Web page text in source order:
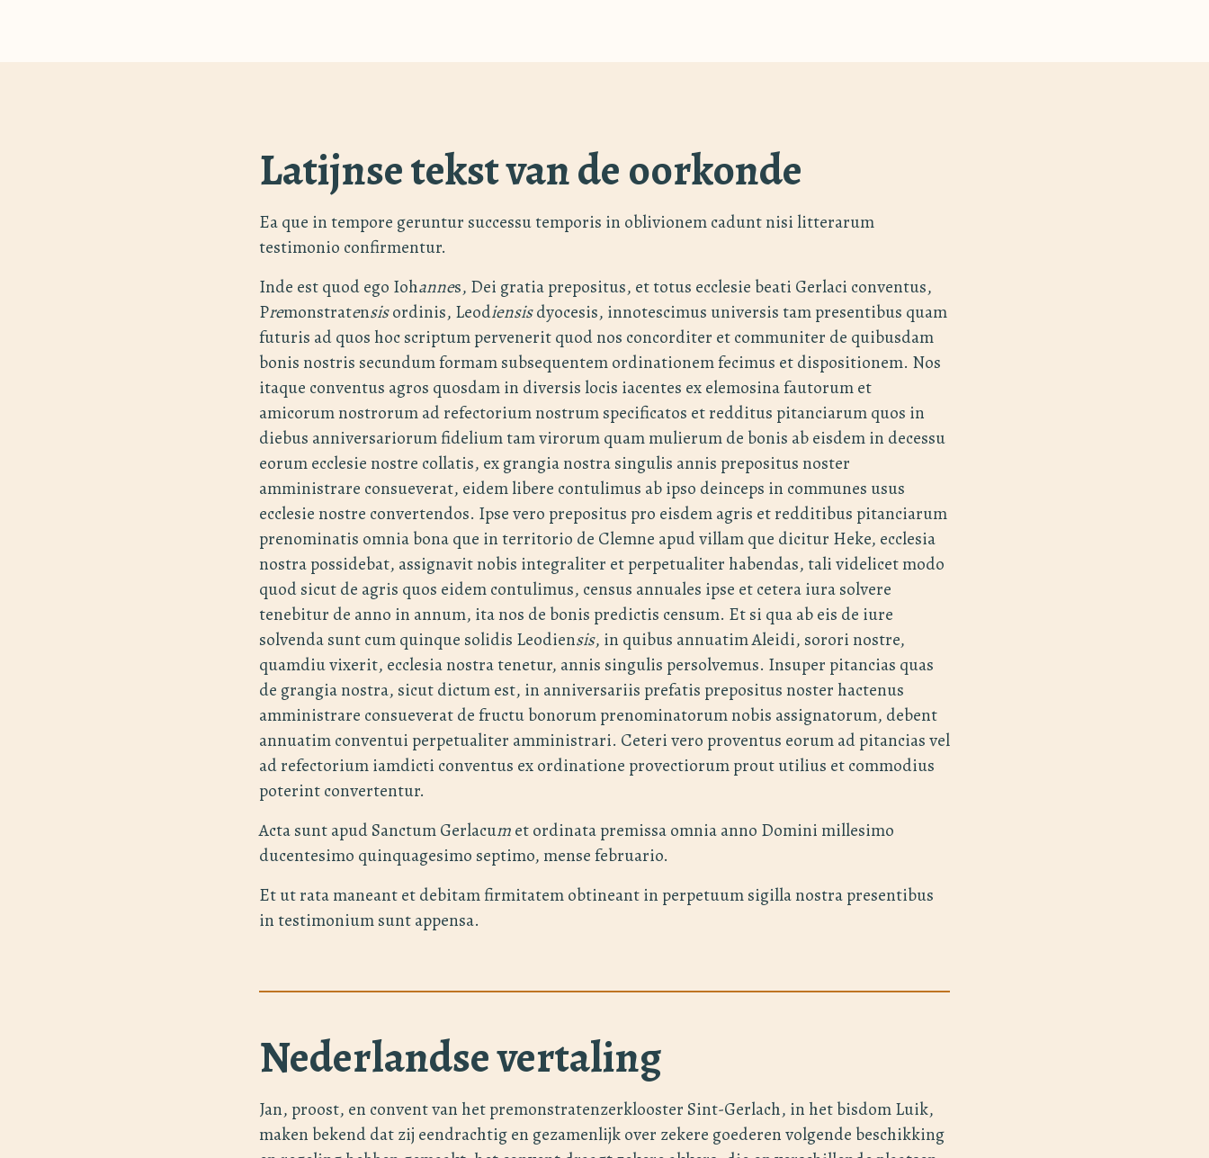
Latijnse tekst van de oorkonde
Ea que in tempore geruntur successu temporis in oblivionem cadunt nisi litterarum
testimonio confirmentur.
Inde est quod ego Iohannes, Dei gratia prepositus, et totus ecclesie beati Gerlaci conventus,
Premonstratensisordinis, Leodiensisdyocesis, innotescimus universis tam presentibus quam
futuris ad quos hoc scriptum pervenerit quod nos concorditer et communiter de quibusdam
bonis nostris secundum formam subsequentem ordinationem fecimus et dispositionem. Nos
itaque conventus agros quosdam in diversis locis iacentes ex elemosina fautorum et
amicorum nostrorum ad refectorium nostrum specificatos et redditus pitanciarum quos in
diebus anniversariorum fidelium tam virorum quam mulierum de bonis ab eisdem in decessu
eorum ecclesie nostre collatis, ex grangia nostra singulis annis prepositus noster
amministrare consueverat, eidem libere contulimus ab ipso deinceps in communes usus
ecclesie nostre convertendos. Ipse vero prepositus pro eisdem agris et redditibus pitanciarum
prenominatis omnia bona que in territorio de Clemne apud villam que dicitur Heke, ecclesia
nostra possidebat, assignavit nobis integraliter et perpetualiter habendas, tali videlicet modo
quod sicut de agris quos eidem contulimus, census annuales ipse et cetera iura solvere
tenebitur de anno in annum, ita nos de bonis predictis censum. Et si qua ab eis de iure
solvenda sunt cum quinque solidis Leodiensis, in quibus annuatim Aleidi, sorori nostre,
quamdiu vixerit, ecclesia nostra tenetur, annis singulis persolvemus. Insuper pitancias quas
de grangia nostra, sicut dictum est, in anniversariis prefatis prepositus noster hactenus
amministrare consueverat de fructu bonorum prenominatorum nobis assignatorum, debent
annuatim conventui perpetualiter amministrari. Ceteri vero proventus eorum ad pitancias vel
ad refectorium iamdicti conventus ex ordinatione provectiorum prout utilius et commodius
poterint convertentur.
Acta sunt apud Sanctum Gerlacumet ordinata premissa omnia anno Domini millesimo
ducentesimo quinquagesimo septimo, mense februario.
Et ut rata maneant et debitam firmitatem obtineant in perpetuum sigilla nostra presentibus
in testimonium sunt appensa.
Nederlandse vertaling
Jan, proost, en convent van het premonstratenzerklooster Sint-Gerlach, in het bisdom Luik,
maken bekend dat zij eendrachtig en gezamenlijk over zekere goederen volgende beschikking